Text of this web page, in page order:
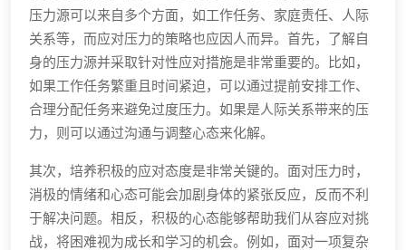
压力源可以来自多个方面，如工作任务、家庭责任、人际
关系等，而应对压力的策略也应因人而异。首先，了解自
身的压力源并采取针对性应对措施是非常重要的。比如，
如果工作任务繁重且时间紧迫，可以通过提前安排工作、
合理分配任务来避免过度压力。如果是人际关系带来的压
力，则可以通过沟通与调整心态来化解。
其次，培养积极的应对态度是非常关键的。面对压力时，
消极的情绪和心态可能会加剧身体的紧张反应，反而不利
于解决问题。相反，积极的心态能够帮助我们从容应对挑
战，将困难视为成长和学习的机会。例如，面对一项复杂